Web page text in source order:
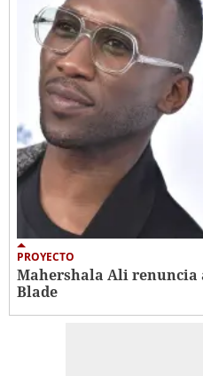
PROYECTO
Mahershala Ali renuncia
Blade